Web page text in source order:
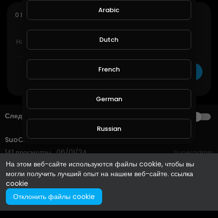
На этом веб-сайте используются файлы cookie, чтобы вы
могли получить лучший опыт на нашем веб-сайте. ссылка
cookie
Отклонить файлы cookie
0 Комментарии СОРТИРОВАТЬ ПО
Следующий АВТОВОСПРОИЗВЕДЕНИЕ
2:11
SuoChat_Ua
141 просмотры . 06/01/24
Superadmin
Arabic
Dutch
French
German
Russian
Turkish